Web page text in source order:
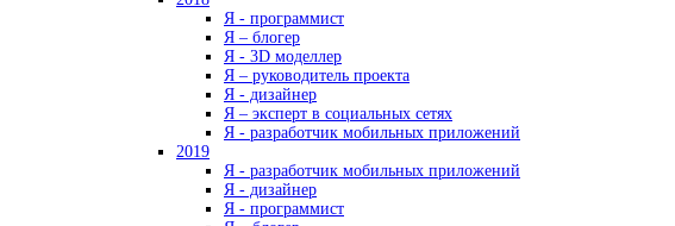
Я - программист
Я – блогер
Я - 3D моделлер
Я – руководитель проекта
Я - дизайнер
Я – эксперт в социальных сетях
Я - разработчик мобильных приложений
2019
Я - разработчик мобильных приложений
Я - дизайнер
Я - программист